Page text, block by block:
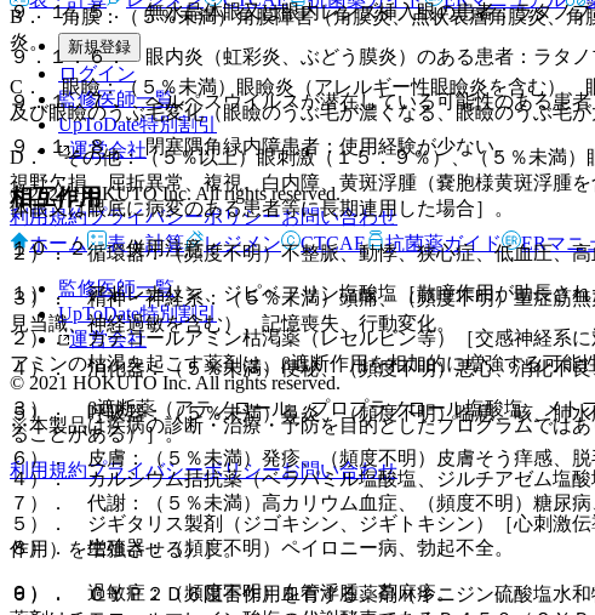
９．１．５． 無水晶体眼又は眼内レンズ挿入眼の患者：ラタノ
９．１．６． 眼内炎（虹彩炎、ぶどう膜炎）のある患者：ラタ
９．１．７． ヘルペスウイルスが潜在している可能性のある患
９．１．８． 閉塞隅角緑内障患者：使用経験が少ない。
相互作用
１０．２． 併用注意：
１）． アドレナリン、ジピベフリン塩酸塩［散瞳作用が助長さ
２）． カテコールアミン枯渇薬（レセルピン等）［交感神経系
アミンの枯渇を起こす薬剤は、β遮断作用を相加的に増強する可能
３）． β遮断薬（アテノロール、プロプラノロール塩酸塩、メト
ることがある）］。
４）． カルシウム拮抗薬（ベラパミル塩酸塩、ジルチアゼム塩
５）． ジギタリス製剤（ジゴキシン、ジギトキシン）［心刺激
作用）を増強させる）］。
６）． ＣＹＰ２Ｄ６阻害作用を有する薬剤（キニジン硫酸塩水
B． 角膜：（５％未満）角膜障害（角膜炎、点状表層角膜炎、角
炎。
C． 眼瞼：（５％未満）眼瞼炎（アレルギー性眼瞼炎を含む）、
及び眼瞼のうぶ毛変化（眼瞼のうぶ毛が濃くなる、眼瞼のうぶ毛
D． その他：（５％以上）眼刺激（１５．９％）、（５％未満）
視野欠損、屈折異常、複視、白内障、黄斑浮腫（嚢胞様黄斑浮腫
体眼又は眼底に病変のある患者等に長期連用した場合］。
２）． 循環器：（頻度不明）不整脈、動悸、狭心症、低血圧、高
３）． 精神・神経系：（５％未満）頭痛、（頻度不明）重症筋
見当識、神経過敏を含む）、記憶喪失、行動変化。
４）． 消化器：（５％未満）便秘、（頻度不明）悪心、消化不良
５）． 呼吸器：（５％未満）鼻炎、（頻度不明）喘息、咳、肺
６）． 皮膚：（５％未満）発疹、（頻度不明）皮膚そう痒感、脱
７）． 代謝：（５％未満）高カリウム血症、（頻度不明）糖尿病
８）． 生殖器：（頻度不明）ペイロニー病、勃起不全。
９）． 過敏症：（頻度不明）血管浮腫、蕁麻疹。
新規登録
ログイン
監修医師一覧
UpToDate特別割引
運営会社
© 2021 HOKUTO Inc. All rights reserved.
利用規約プライバシーポリシーお問い合わせ
ホーム
表・計算 レジメン CTCAE 抗菌薬ガイド ERマニ
監修医師一覧
UpToDate特別割引
運営会社
© 2021 HOKUTO Inc. All rights reserved.
※本製品は疾病の診断・治療・予防を目的としたプログラムではあ
利用規約プライバシーポリシーお問い合わせ